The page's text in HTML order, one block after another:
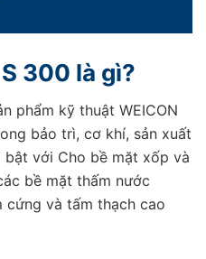
300 là gì?
phẩm kỹ thuật WEICON
bảo trì, cơ khí, sản xuất
bật với Cho bề mặt xốp và
bề mặt thấm nước
và tấm thạch cao